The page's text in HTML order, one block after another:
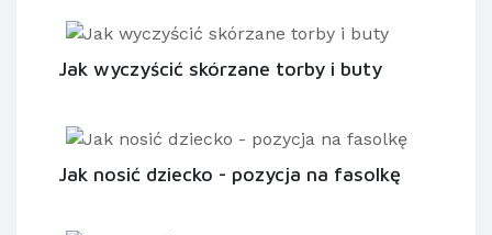
Jak wyczyścić skórzane torby i buty
Jak nosić dziecko - pozycja na fasolkę